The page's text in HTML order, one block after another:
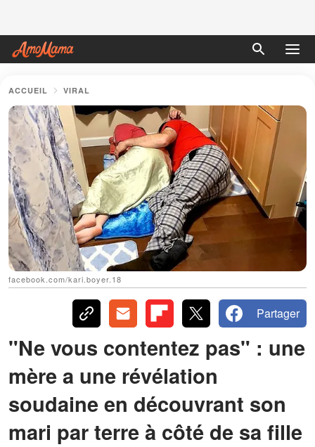
ACCUEIL VIRAL
facebook.com/kari.boyer.18
Partager
"Ne vous contentez pas" : une
mère a une révélation
soudaine en découvrant son
mari par terre à côté de sa fille